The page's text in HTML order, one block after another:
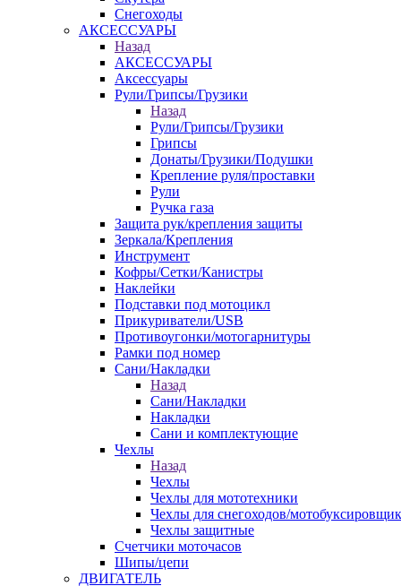
Снегоходы
АКСЕССУАРЫ
Назад
АКСЕССУАРЫ
Аксессуары
Рули/Грипсы/Грузики
Назад
Рули/Грипсы/Грузики
Грипсы
Донаты/Грузики/Подушки
Крепление руля/проставки
Рули
Ручка газа
Защита рук/крепления защиты
Зеркала/Крепления
Инструмент
Кофры/Сетки/Канистры
Наклейки
Подставки под мотоцикл
Прикуриватели/USB
Противоугонки/мотогарнитуры
Рамки под номер
Сани/Накладки
Назад
Сани/Накладки
Накладки
Сани и комплектующие
Чехлы
Назад
Чехлы
Чехлы для мототехники
Чехлы для снегоходов/
Чехлы защитные
Счетчики моточасов
Шипы/цепи
ДВИГАТЕЛЬ